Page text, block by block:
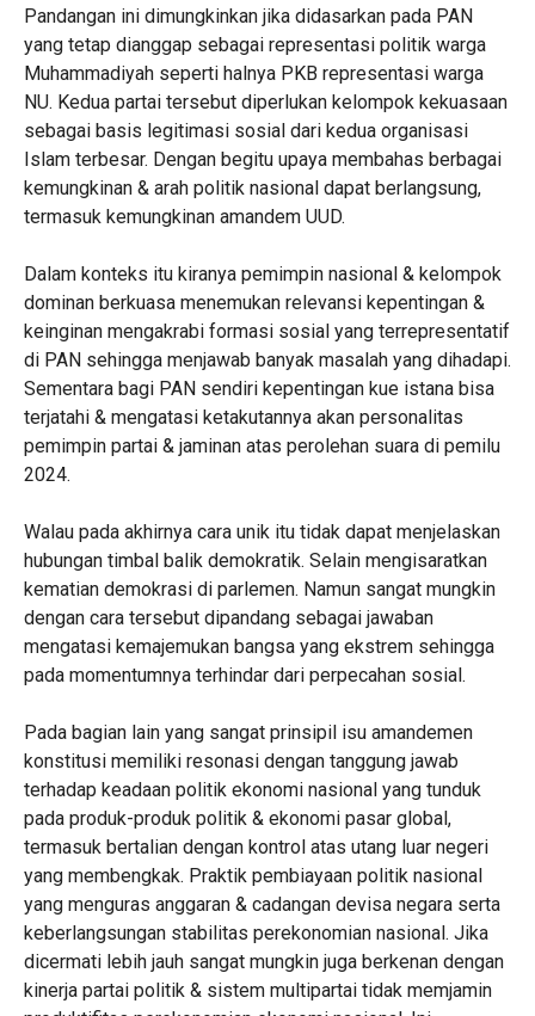
Pandangan ini dimungkinkan jika didasarkan pada PAN
yang tetap dianggap sebagai representasi politik warga
Muhammadiyah seperti halnya PKB representasi warga
NU. Kedua partai tersebut diperlukan kelompok kekuasaan
sebagai basis legitimasi sosial dari kedua organisasi
Islam terbesar. Dengan begitu upaya membahas berbagai
kemungkinan & arah politik nasional dapat berlangsung,
termasuk kemungkinan amandem UUD.
Dalam konteks itu kiranya pemimpin nasional & kelompok
dominan berkuasa menemukan relevansi kepentingan &
keinginan mengakrabi formasi sosial yang terrepresentatif
di PAN sehingga menjawab banyak masalah yang dihadapi.
Sementara bagi PAN sendiri kepentingan kue istana bisa
terjatahi & mengatasi ketakutannya akan personalitas
pemimpin partai & jaminan atas perolehan suara di pemilu
2024.
Walau pada akhirnya cara unik itu tidak dapat menjelaskan
hubungan timbal balik demokratik. Selain mengisaratkan
kematian demokrasi di parlemen. Namun sangat mungkin
dengan cara tersebut dipandang sebagai jawaban
mengatasi kemajemukan bangsa yang ekstrem sehingga
pada momentumnya terhindar dari perpecahan sosial.
Pada bagian lain yang sangat prinsipil isu amandemen
konstitusi memiliki resonasi dengan tanggung jawab
terhadap keadaan politik ekonomi nasional yang tunduk
pada produk-produk politik & ekonomi pasar global,
termasuk bertalian dengan kontrol atas utang luar negeri
yang membengkak. Praktik pembiayaan politik nasional
yang menguras anggaran & cadangan devisa negara serta
keberlangsungan stabilitas perekonomian nasional. Jika
dicermati lebih jauh sangat mungkin juga berkenan dengan
kinerja partai politik & sistem multipartai tidak memjamin